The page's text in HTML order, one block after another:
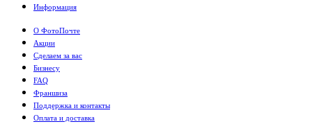
Информация
О ФотоПочте
Акции
Сделаем за вас
Бизнесу
FAQ
Франшиза
Поддержка и контакты
Оплата и доставка